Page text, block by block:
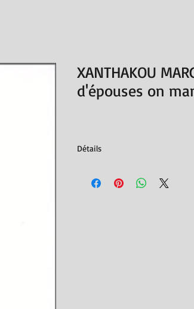
XANTHAKOU
d'épouses on
Détails
ISBN : 9782713209987